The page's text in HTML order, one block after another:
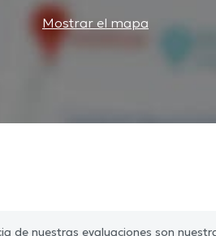
Mostrar el mapa
de nuestras evaluaciones son